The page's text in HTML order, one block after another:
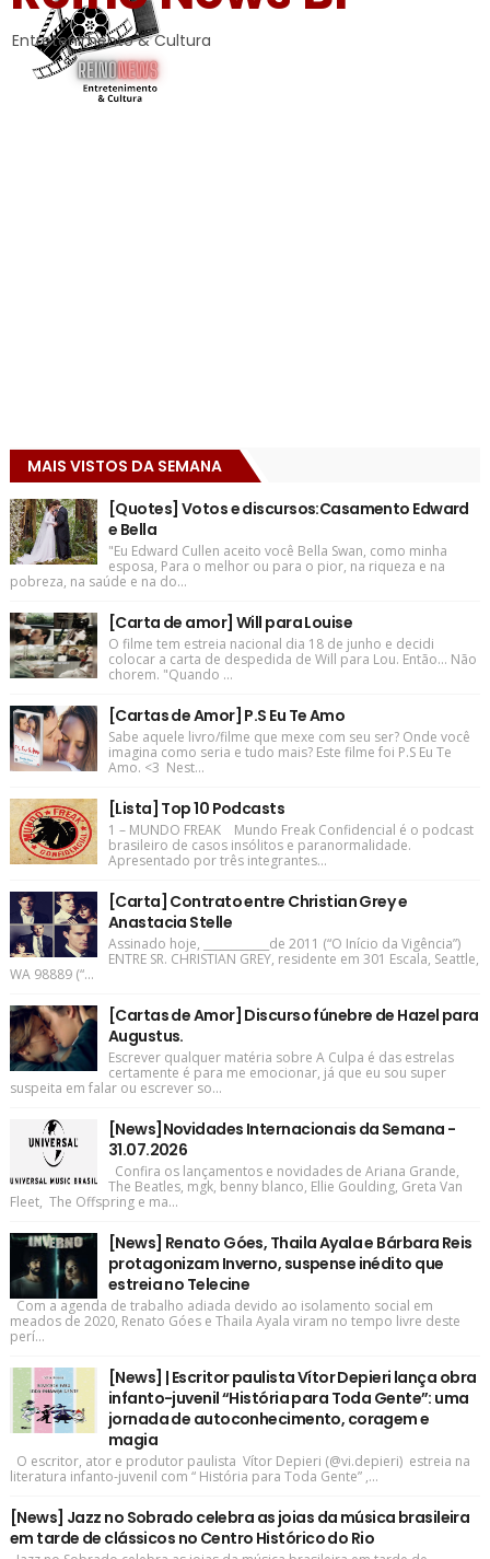
Entretenimento & Cultura
MAIS VISTOS DA SEMANA
[Quotes] Votos e discursos:Casamento Edward
e Bella
"Eu Edward Cullen aceito você Bella Swan, como minha
esposa, Para o melhor ou para o pior, na riqueza e na
pobreza, na saúde e na do...
[Carta de amor] Will para Louise
O filme tem estreia nacional dia 18 de junho e decidi
colocar a carta de despedida de Will para Lou. Então... Não
chorem. "Quando ...
[Cartas de Amor] P.S Eu Te Amo
Sabe aquele livro/filme que mexe com seu ser? Onde você
imagina como seria e tudo mais? Este filme foi P.S Eu Te
Amo. <3 Nest...
[Lista] Top 10 Podcasts
1 – MUNDO FREAK Mundo Freak Confidencial é o podcast
brasileiro de casos insólitos e paranormalidade.
Apresentado por três integrantes...
[Carta] Contrato entre Christian Grey e
Anastacia Stelle
Assinado hoje, ____________de 2011 (“O Início da Vigência”)
ENTRE SR. CHRISTIAN GREY, residente em 301 Escala, Seattle,
WA 98889 (“...
[Cartas de Amor] Discurso fúnebre de Hazel para
Augustus.
Escrever qualquer matéria sobre A Culpa é das estrelas
certamente é para me emocionar, já que eu sou super
suspeita em falar ou escrever so...
[News]Novidades Internacionais da Semana -
31.07.2026
Confira os lançamentos e novidades de Ariana Grande,
The Beatles, mgk, benny blanco, Ellie Goulding, Greta Van
Fleet, The Offspring e ma...
[News] Renato Góes, Thaila Ayala e Bárbara Reis
protagonizam Inverno, suspense inédito que
estreia no Telecine
Com a agenda de trabalho adiada devido ao isolamento social em
meados de 2020, Renato Góes e Thaila Ayala viram no tempo livre deste
perí...
[News] | Escritor paulista Vítor Depieri lança obra
infanto-juvenil “História para Toda Gente”: uma
jornada de autoconhecimento, coragem e
magia
O escritor, ator e produtor paulista Vítor Depieri (@vi.depieri) estreia na
literatura infanto-juvenil com “ História para Toda Gente” ,...
[News] Jazz no Sobrado celebra as joias da música brasileira
em tarde de clássicos no Centro Histórico do Rio